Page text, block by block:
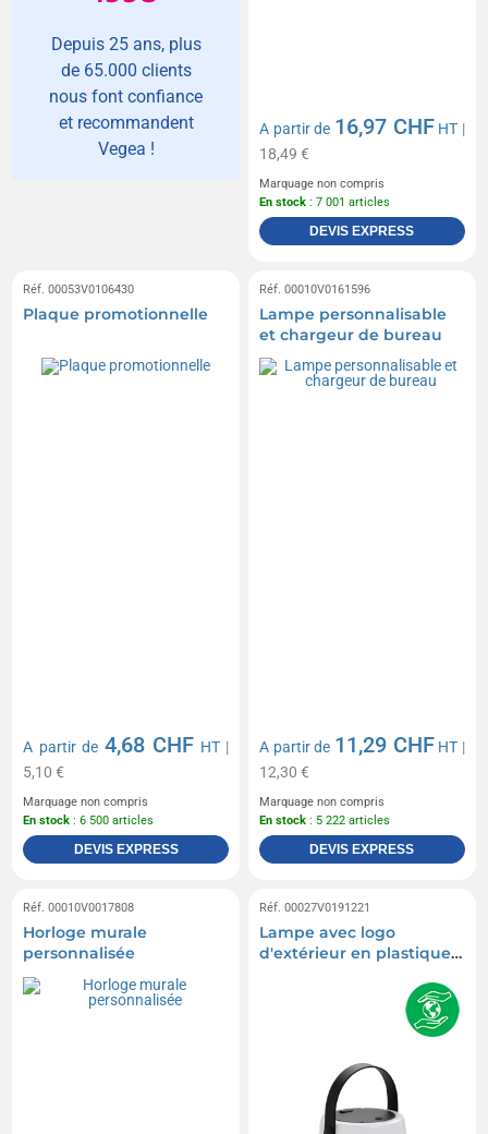
Depuis 25 ans, plus
de 65.000 clients
nous font confiance
et recommandent
Vegea !
A partir de 16,97 CHF HT |
18,49 €
Marquage non compris
En stock : 7 001 articles
DEVIS EXPRESS
Réf. 00053V0106430
Plaque promotionnelle
A partir de 4,68 CHF HT|
5,10 €
Marquage non compris
En stock : 6 500 articles
DEVIS EXPRESS
Réf. 00010V0161596
Lampe personnalisable
et chargeur de bureau
A partir de 11,29 CHF HT |
12,30 €
Marquage non compris
En stock : 5 222 articles
DEVIS EXPRESS
Réf. 00010V0017808
Horloge murale
personnalisée
Réf. 00027V0191221
Lampe avec logo
d'extérieur en plastique